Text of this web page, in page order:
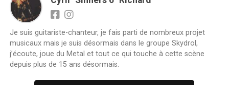
Je suis guitariste-chanteur, je fais parti de nombreux projet
musicaux mais je suis désormais dans le groupe Skydrol,
j’écoute, joue du Metal et tout ce qui touche à cette scène
depuis plus de 15 ans désormais.